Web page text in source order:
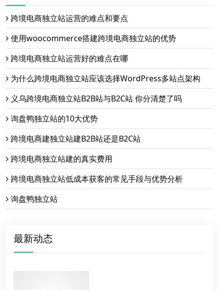
跨境电商独立站运营的难点和要点
使用woocommerce搭建跨境电商独立站的优势
跨境电商独立站运营好的难点在哪
为什么跨境电商独立站应该选择WordPress多站点架构
义乌跨境电商独立站B2B站与B2C站 你分清楚了吗
询盘鸭独立站的10大优势
跨境电商建独立站建B2B站还是B2C站
跨境电商独立站建的真实费用
跨境电商独立站低成本获客的常见手段与优势分析
询盘鸭独立站
最新动态